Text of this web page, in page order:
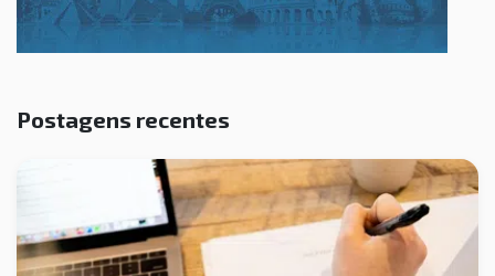
Postagens recentes